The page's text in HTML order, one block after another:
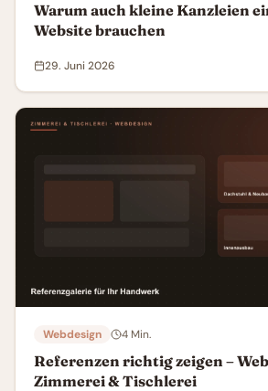
Warum auch kleine Kanzleien
Website brauchen
29. Juni 2026
Webdesign 4 Min.
Referenzen richtig zeigen –
Zimmerei & Tischlerei